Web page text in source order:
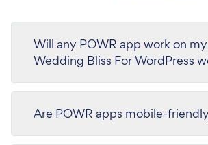
Will any POWR app work on
Wedding Bliss For WordPress
Are POWR apps mobile-